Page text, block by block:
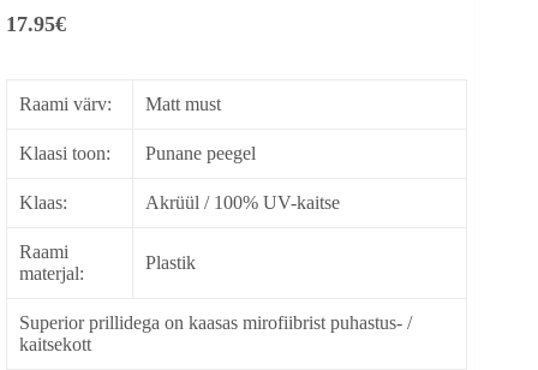
17.95€
Raami värv: Matt must
Klaasi toon: Punane peegel
Klaas: Akrüül / 100% UV-kaitse
Raami
materjal:
Plastik
Superior prillidega on kaasas mirofiibrist puhastus- /
kaitsekott